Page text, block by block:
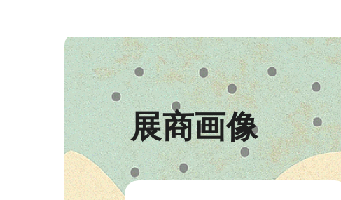
展商画像